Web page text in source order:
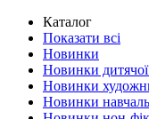
Каталог
Показати всі
Новинки
Новинки дитячої
Новинки
Новинки